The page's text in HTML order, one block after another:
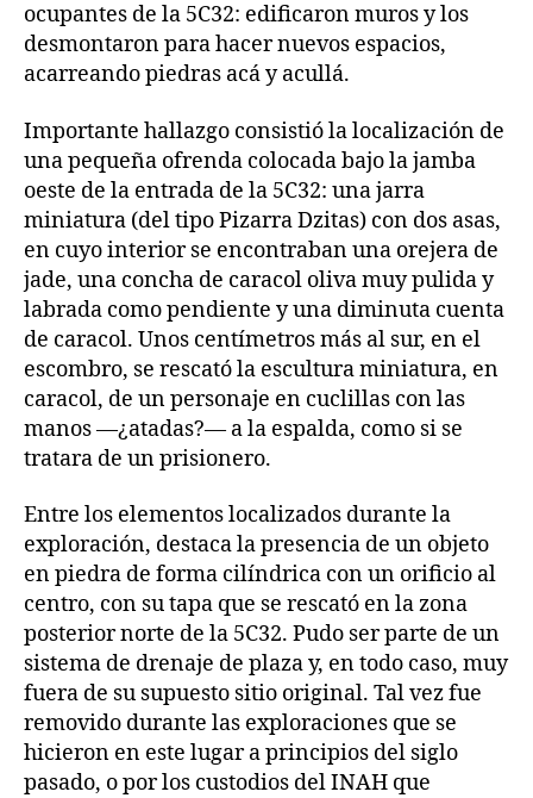
ocupantes de la 5C32: edificaron muros y los
desmontaron para hacer nuevos espacios,
acarreando piedras acá y acullá.
Importante hallazgo consistió la localización de
una pequeña ofrenda colocada bajo la jamba
oeste de la entrada de la 5C32: una jarra
miniatura (del tipo Pizarra Dzitas) con dos asas,
en cuyo interior se encontraban una orejera de
jade, una concha de caracol oliva muy pulida y
labrada como pendiente y una diminuta cuenta
de caracol. Unos centímetros más al sur, en el
escombro, se rescató la escultura miniatura, en
caracol, de un personaje en cuclillas con las
manos —¿atadas?— a la espalda, como si se
tratara de un prisionero.
Entre los elementos localizados durante la
exploración, destaca la presencia de un objeto
en piedra de forma cilíndrica con un orificio al
centro, con su tapa que se rescató en la zona
posterior norte de la 5C32. Pudo ser parte de un
sistema de drenaje de plaza y, en todo caso, muy
fuera de su supuesto sitio original. Tal vez fue
removido durante las exploraciones que se
hicieron en este lugar a principios del siglo
pasado, o por los custodios del INAH que